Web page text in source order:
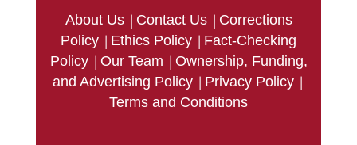
About Us | Contact Us | Corrections
Policy | Ethics Policy | Fact-Checking
Policy | Our Team | Ownership, Funding,
and Advertising Policy | Privacy Policy |
Terms and Conditions